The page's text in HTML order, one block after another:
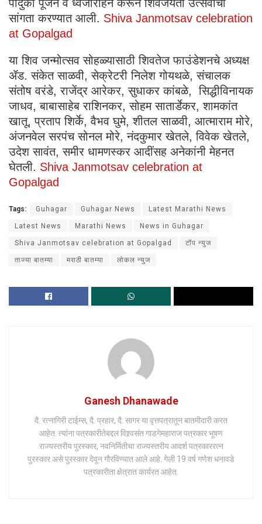
पादुका पूजन व ध्वजारोहन करून शिवजयंती उत्सवाची
सांगता करण्यात आली. Shiva Janmotsav celebration
at Gopalgad
या शिव जन्मोत्सव सोहळ्यासाठी शिवतेज फाउंडेशनचे अध्यक्ष
ॲड. संकेत साळवी, सेक्रेटरी निलेश गोयथळे, संचालक
संतोष वरंडे, राजेंद्र आरेकर, सुधाकर कांबळे, सिद्धीविनायक
जाधव, बाबासाहेब राशिनकर, सोहम सातार्डेकर, शामकांत
खातू, प्रताप शिर्के, वैभव घुमे, शीतल साळवी, आत्माराम मोरे,
अंजनवेल सरपंच सोनल मोरे, नंदकुमार खेतले, विवेक खेतले,
उदेश सावंत, समीर धामणस्कर आदींसह अनेकांनी मेहनत
घेतली. Shiva Janmotsav celebration at
Gopalgad
Tags: Guhagar Guhagar News Latest Marathi News
Latest News Marathi News News in Guhagar
Shiva Janmotsav celebration at Gopalgad टॉप न्युज
ताज्या बातम्या मराठी बातम्या लोकल न्युज
Ganesh Dhanawade
दै. रत्नागिरी टाईम्स, दै. प्रहार, दै. सागर या वृत्तपत्रातून बातमीदारी करत
आहेत. त्यांना पत्रकारीतेबद्दल विश्र्वसंत गाडगेमहाराज पत्रकार भूषण
राज्यस्तरीय पुरस्कार, नवनिर्मितीचा राज्यस्तरीय आदर्श पत्रकाररत्न
पुरस्कार असे पुरस्कार देवून गौरविण्यात आले आहे. गेली 19 वर्ष गणेश धनावडे
पत्रकारीता क्षेत्रात कार्यरत आहेत.